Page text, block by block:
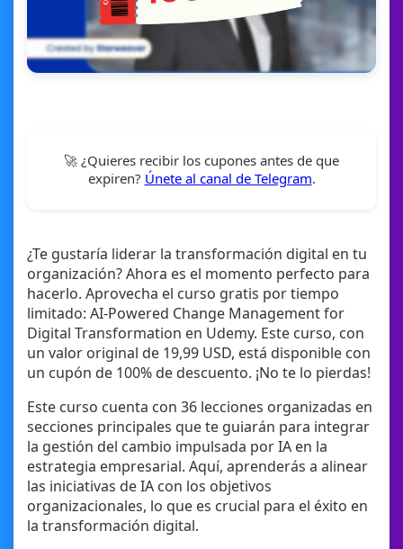
🚀 ¿Quieres recibir los cupones antes de que
expiren? Únete al canal de Telegram.
¿Te gustaría liderar la transformación digital en tu
organización? Ahora es el momento perfecto para
hacerlo. Aprovecha el curso gratis por tiempo
limitado: AI-Powered Change Management for
Digital Transformation en Udemy. Este curso, con
un valor original de 19,99 USD, está disponible con
un cupón de 100% de descuento. ¡No te lo pierdas!
Este curso cuenta con 36 lecciones organizadas en
secciones principales que te guiarán para integrar
la gestión del cambio impulsada por IA en la
estrategia empresarial. Aquí, aprenderás a alinear
las iniciativas de IA con los objetivos
organizacionales, lo que es crucial para el éxito en
la transformación digital.